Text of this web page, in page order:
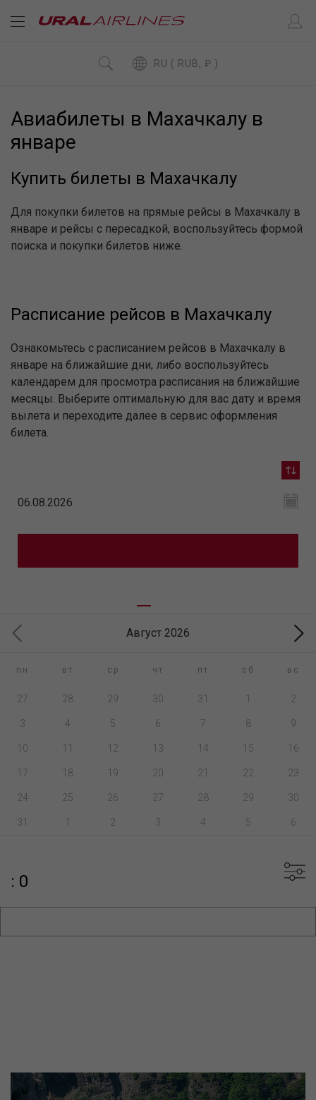
RU ( RUB, ₽ )
Авиабилеты в Махачкалу в
январе
Купить билеты в Махачкалу
Для покупки билетов на прямые рейсы в Махачкалу в
январе и рейсы с пересадкой, воспользуйтесь формой
поиска и покупки билетов ниже.
Расписание рейсов в Махачкалу
Ознакомьтесь с расписанием рейсов в Махачкалу в
январе на ближайшие дни, либо воспользуйтесь
календарем для просмотра расписания на ближайшие
месяцы. Выберите оптимальную для вас дату и время
вылета и переходите далее в сервис оформления
билета.
Август 2026
пн вт ср чт пт сб вс
27 28 29 30 31 1 2
3 4 5 6 7 8 9
10 11 12 13 14 15 16
17 18 19 20 21 22 23
24 25 26 27 28 29 30
31 1 2 3 4 5 6
: 0